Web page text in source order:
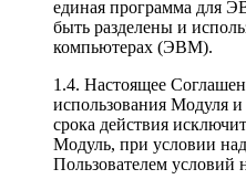
единая программа для
быть разделены и
компьютерах (ЭВМ).
1.4. Настоящее
использования Модуля
срока действия
Модуль, при условии
Пользователем условий